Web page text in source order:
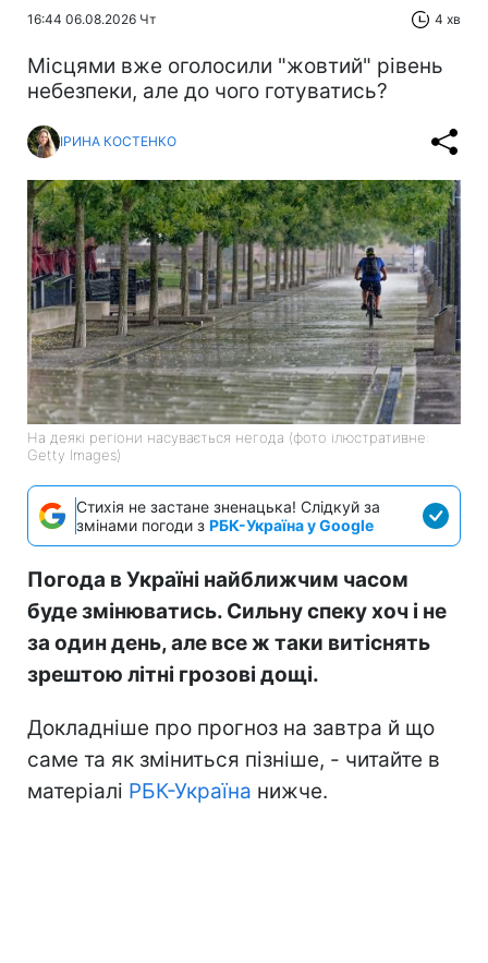
16:44 06.08.2026 Чт 4 хв
Місцями вже оголосили "жовтий" рівень
небезпеки, але до чого готуватись?
ІРИНА КОСТЕНКО
На деякі регіони насувається негода (фото ілюстративне:
Getty Images)
Стихія не застане зненацька! Слідкуй за
змінами погоди з РБК-Україна у Google
Погода в Україні найближчим часом
буде змінюватись. Сильну спеку хоч і не
за один день, але все ж таки витіснять
зрештою літні грозові дощі.
Докладніше про прогноз на завтра й що
саме та як зміниться пізніше, - читайте в
матеріалі РБК-Україна нижче.